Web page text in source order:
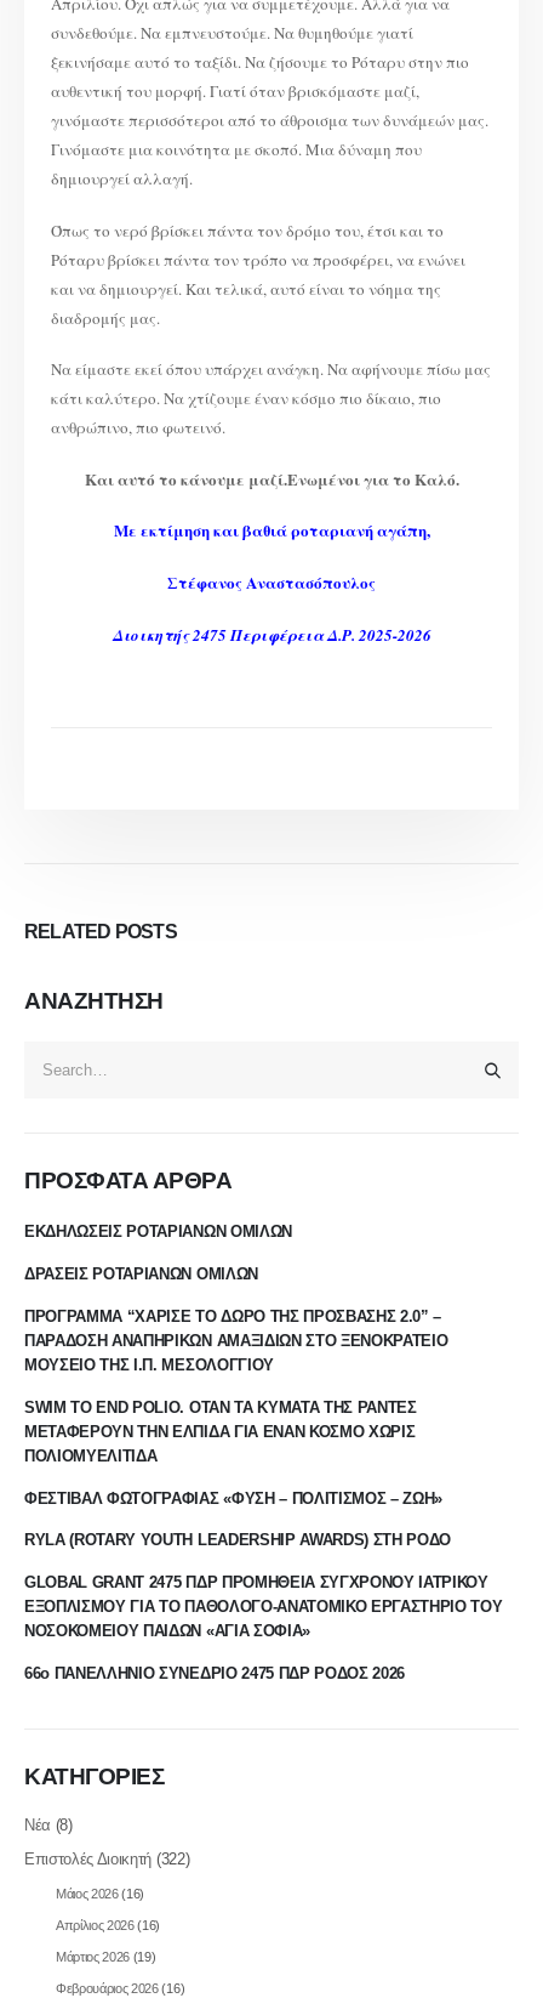
συνδεθούμε. Να εμπνευστούμε. Να θυμηθούμε γιατί
ξεκινήσαμε αυτό το ταξίδι. Να ζήσουμε το Ρόταρυ στην πιο
αυθεντική του μορφή. Γιατί όταν βρισκόμαστε μαζί,
γινόμαστε περισσότεροι από το άθροισμα των δυνάμεών μας.
Γινόμαστε μια κοινότητα με σκοπό. Μια δύναμη που
δημιουργεί αλλαγή.
Όπως το νερό βρίσκει πάντα τον δρόμο του, έτσι και το
Ρόταρυ βρίσκει πάντα τον τρόπο να προσφέρει, να ενώνει
και να δημιουργεί. Και τελικά, αυτό είναι το νόημα της
διαδρομής μας.
Να είμαστε εκεί όπου υπάρχει ανάγκη. Να αφήνουμε πίσω μας
κάτι καλύτερο. Να χτίζουμε έναν κόσμο πιο δίκαιο, πιο
ανθρώπινο, πιο φωτεινό.
Και αυτό το κάνουμε μαζί.Ενωμένοι για το Καλό.
Με εκτίμηση και βαθιά ροταριανή αγάπη,
Στέφανος Αναστασόπουλος
Διοικητής 2475 Περιφέρεια Δ.Ρ. 2025-2026
RELATED POSTS
ΑΝΑΖΗΤΗΣΗ
ΠΡΟΣΦΑΤΑ ΑΡΘΡΑ
ΕΚΔΗΛΩΣΕΙΣ ΡΟΤΑΡΙΑΝΩΝ ΟΜΙΛΩΝ
ΔΡΑΣΕΙΣ ΡΟΤΑΡΙΑΝΩΝ ΟΜΙΛΩΝ
ΠΡΟΓΡΑΜΜΑ “ΧΑΡΙΣΕ ΤΟ ΔΩΡΟ ΤΗΣ ΠΡΟΣΒΑΣΗΣ 2.0” –
ΠΑΡΑΔΟΣΗ ΑΝΑΠΗΡΙΚΩΝ ΑΜΑΞΙΔΙΩΝ ΣΤΟ ΞΕΝΟΚΡΑΤΕΙΟ
ΜΟΥΣΕΙΟ ΤΗΣ Ι.Π. ΜΕΣΟΛΟΓΓΙΟΥ
SWIM TO END POLIO. ΟΤΑΝ ΤΑ ΚΥΜΑΤΑ ΤΗΣ ΡΑΝΤΕΣ
ΜΕΤΑΦΕΡΟΥΝ ΤΗΝ ΕΛΠΙΔΑ ΓΙΑ ΕΝΑΝ ΚΟΣΜΟ ΧΩΡΙΣ
ΠΟΛΙΟΜΥΕΛΙΤΙΔΑ
ΦΕΣΤΙΒΑΛ ΦΩΤΟΓΡΑΦΙΑΣ «ΦΥΣΗ – ΠΟΛΙΤΙΣΜΟΣ – ΖΩΗ»
RYLA (ROTARY YOUTH LEADERSHIP AWARDS) ΣΤΗ ΡΟΔΟ
GLOBAL GRANT 2475 ΠΔΡ ΠΡΟΜΗΘΕΙΑ ΣΥΓΧΡΟΝΟΥ ΙΑΤΡΙΚΟΥ
ΕΞΟΠΛΙΣΜΟΥ ΓΙΑ ΤΟ ΠΑΘΟΛΟΓΟ-ΑΝΑΤΟΜΙΚΟ ΕΡΓΑΣΤΗΡΙΟ ΤΟΥ
ΝΟΣΟΚΟΜΕΙΟΥ ΠΑΙΔΩΝ «ΑΓΙΑ ΣΟΦΙΑ»
66ο ΠΑΝΕΛΛΗΝΙΟ ΣΥΝΕΔΡΙΟ 2475 ΠΔΡ ΡΟΔΟΣ 2026
ΚΑΤΗΓΟΡΙΕΣ
Νέα (8)
Επιστολές Διοικητή (322)
Μάιος 2026(16)
Απρίλιος 2026(16)
Μάρτιος 2026 (19)
Φεβρουάριος 2026(16)